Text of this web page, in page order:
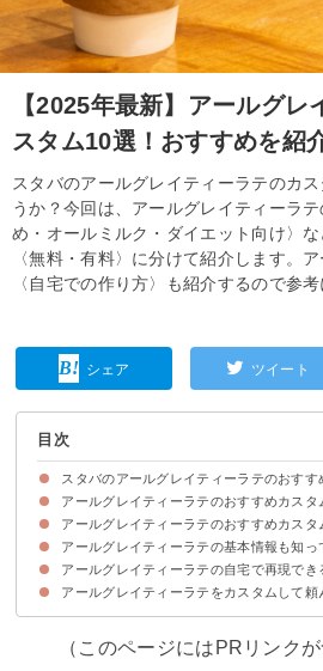
【2025年最新】アールグレ
スタム10選！おすすめを紹
スタバのアールグレイティーラテのカ
うか？今回は、アールグレイティーラ
め・オールミルク・ダイエット向け〉
〈無料・有料〉に分けて紹介します。
〈自宅での作り方〉も紹介するので参
シェア ツイート
目次
スタバのアールグレイティーラテのおすす
アールグレイティーラテのおすすめカスタ
①ロイヤルミルクティー風アールグレイテ
②ハニーアールグレイティーラテ(トール
③濃厚アールグレイティーラテ（トール店
④ダイエット向けアールグレイティーラテ(
アールグレイティーラテのおすすめカスタ
①アールグレイソイティーラテ(トール店内
②超濃厚アールグレイティーラテ(トール店
③茶葉香るアールグレイティーラテ(トール
④デザートアールグレイティーラテ(トール
⑤シトラスアールグレイティーラテ(トール
⑥欲張りアールグレイティーラテ(トール店
アールグレイティーラテの基本情報も知っ
アールグレイティーラテの販売期間はいつ
アールグレイティーラテの味・ドリンク構
アールグレイティーラテの値段・サイズ
アールグレイティーラテのカロリー・糖質
アールグレイティーラテにカフェインは含
アールグレイティーラテの自宅で再現でき
材料
作り方・手順
アールグレイティーラテをカスタムして頼
（このページにはPRリンク